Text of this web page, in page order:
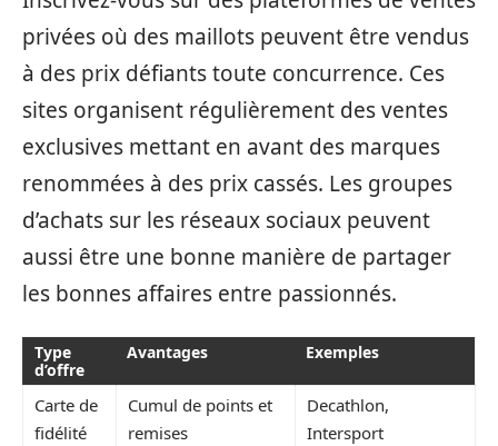
privées où des maillots peuvent être vendus
à des prix défiants toute concurrence. Ces
sites organisent régulièrement des ventes
exclusives mettant en avant des marques
renommées à des prix cassés. Les groupes
d’achats sur les réseaux sociaux peuvent
aussi être une bonne manière de partager
les bonnes affaires entre passionnés.
Type
d’offre
Avantages Exemples
Carte de
fidélité
Cumul de points et
remises
Decathlon,
Intersport